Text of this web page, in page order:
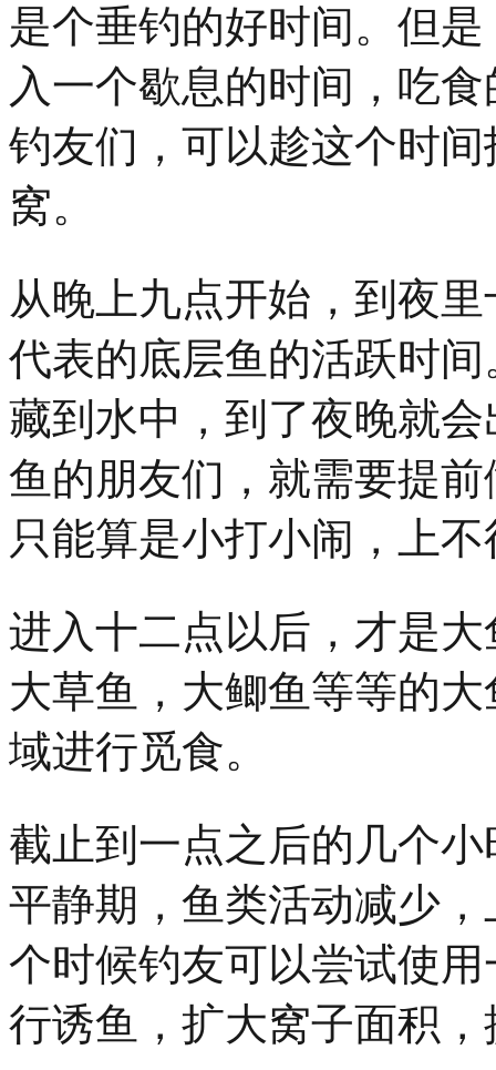
是个垂钓的好时间。但
入一个歇息的时间，吃
钓友们，可以趁这个时
窝。
从晚上九点开始，到夜
代表的底层鱼的活跃时
藏到水中，到了夜晚就
鱼的朋友们，就需要提
只能算是小打小闹，上
进入十二点以后，才是
大草鱼，大鲫鱼等等的
域进行觅食。
截止到一点之后的几个
平静期，鱼类活动减少
个时候钓友可以尝试使
行诱鱼，扩大窝子面积